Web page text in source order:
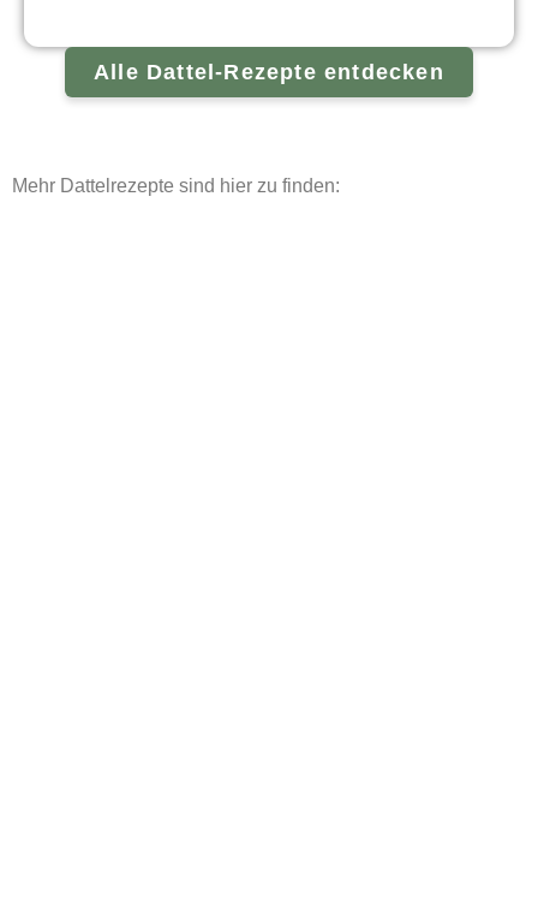
Alle Dattel-Rezepte entdecken
Mehr Dattelrezepte sind hier zu finden: